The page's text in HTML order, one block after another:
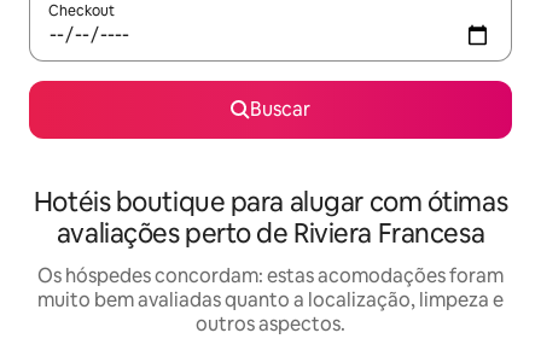
Checkout
Buscar
Hotéis boutique para alugar com ótimas
avaliações perto de Riviera Francesa
Os hóspedes concordam: estas acomodações foram
muito bem avaliadas quanto a localização, limpeza e
outros aspectos.